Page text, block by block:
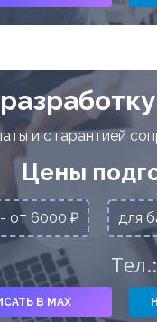
и с гарантией
Цены
от 6000 ₽ для
В MAX